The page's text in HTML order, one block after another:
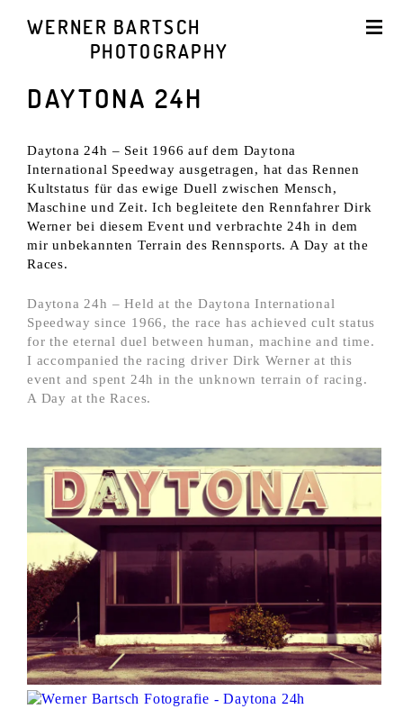
WERNER BARTSCH
PHOTOGRAPHY
DAYTONA 24H
Daytona 24h – Seit 1966 auf dem Daytona
International Speedway ausgetragen, hat das Rennen
Kultstatus für das ewige Duell zwischen Mensch,
Maschine und Zeit. Ich begleitete den Rennfahrer Dirk
Werner bei diesem Event und verbrachte 24h in dem
mir unbekannten Terrain des Rennsports. A Day at the
Races.
Daytona 24h – Held at the Daytona International
Speedway since 1966, the race has achieved cult status
for the eternal duel between human, machine and time.
I accompanied the racing driver Dirk Werner at this
event and spent 24h in the unknown terrain of racing.
A Day at the Races.